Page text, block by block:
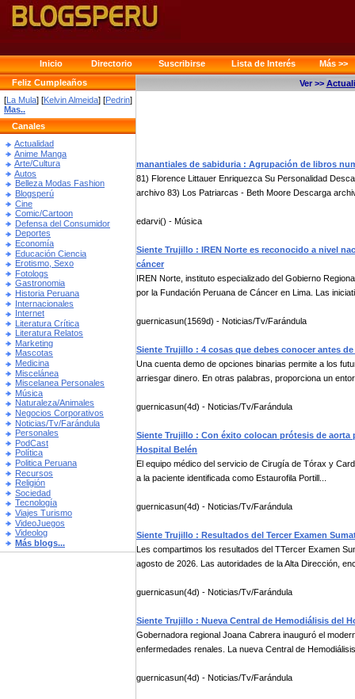
Inicio Directorio Suscribirse Lista de Interés
Más >>
Feliz Cumpleaños
[La Mula] [Kelvin Almeida] [Pedrin]
Mas..
Canales
Actualidad
Anime Manga
Arte/Cultura
Autos
Belleza Modas Fashion
Blogsperú
Cine
Comic/Cartoon
Defensa del Consumidor
Deportes
Economía
Educación Ciencia
Erotismo, Sexo
Fotologs
Gastronomia
Historia Peruana
Internacionales
Internet
Literatura Crítica
Literatura Relatos
Marketing
Mascotas
Medicina
Miscelánea
Miscelanea Personales
Música
Naturaleza/Animales
Negocios Corporativos
Noticias/Tv/Farándula
Personales
PodCast
Política
Politica Peruana
Recursos
Religión
Sociedad
Tecnología
Viajes Turismo
VideoJuegos
Videolog
Más blogs...
Ver >>
manantiales de sabiduria : Agrupación de libros
81) Florence Littauer Enriquezca Su Personalidad
archivo 83) Los Patriarcas - Beth Moore Descarga
edarvi() - Música
Siente Trujillo : IREN Norte es reconocido a nivel
cáncer
IREN Norte, instituto especializado del Gobierno
por la Fundación Peruana de Cáncer en Lima. Las
guernicasun(1569d) - Noticias/Tv/Farándula
Siente Trujillo : 4 cosas que debes conocer antes
Una cuenta demo de opciones binarias permite a los
arriesgar dinero. En otras palabras, proporciona un
guernicasun(4d) - Noticias/Tv/Farándula
Siente Trujillo : Con éxito colocan prótesis de
Hospital Belén
El equipo médico del servicio de Cirugía de Tórax y
a la paciente identificada como Estaurofila Portill...
guernicasun(4d) - Noticias/Tv/Farándula
Siente Trujillo : Resultados del Tercer Examen
Les compartimos los resultados del TTercer Examen
agosto de 2026. Las autoridades de la Alta Dirección,
guernicasun(4d) - Noticias/Tv/Farándula
Siente Trujillo : Nueva Central de Hemodiálisis del
Gobernadora regional Joana Cabrera inauguró el
enfermedades renales. La nueva Central de
guernicasun(4d) - Noticias/Tv/Farándula